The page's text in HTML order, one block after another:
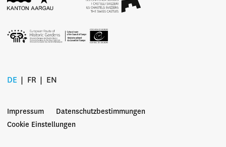
DE FR EN
Impressum
Datenschutzbestimmungen
Cookie Einstellungen